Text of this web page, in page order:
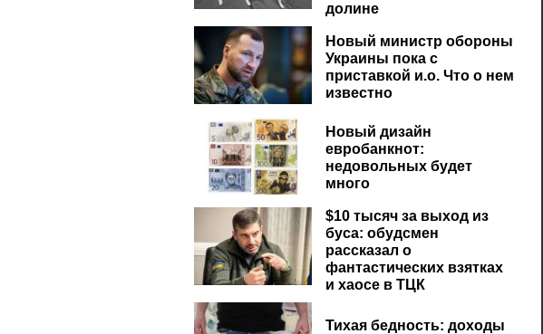
долине
Новый министр обороны
Украины пока с
приставкой и.о. Что о нем
известно
Новый дизайн
евробанкнот:
недовольных будет
много
$10 тысяч за выход из
буса: обудсмен
рассказал о
фантастических взятках
и хаосе в ТЦК
Тихая бедность: доходы